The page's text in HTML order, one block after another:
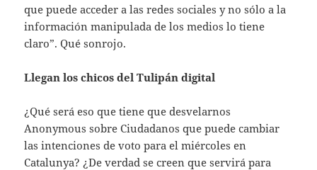
que puede acceder a las redes sociales y no sólo a la
información manipulada de los medios lo tiene
claro”. Qué sonrojo.
Llegan los chicos del Tulipán digital
¿Qué será eso que tiene que desvelarnos
Anonymous sobre Ciudadanos que puede cambiar
las intenciones de voto para el miércoles en
Catalunya? ¿De verdad se creen que servirá para